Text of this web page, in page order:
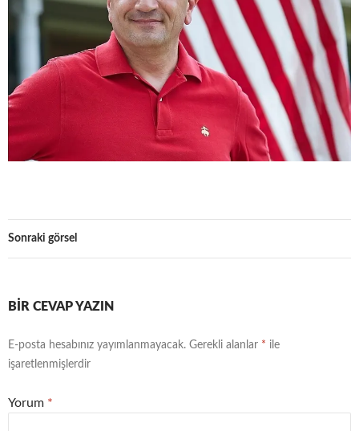
Sonraki görsel
BIR CEVAP YAZIN
E-posta hesabınız yayımlanmayacak. Gerekli alanlar * ile
işaretlenmişlerdir
Yorum *